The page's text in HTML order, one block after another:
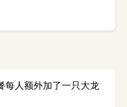
每人额外加了一只大龙